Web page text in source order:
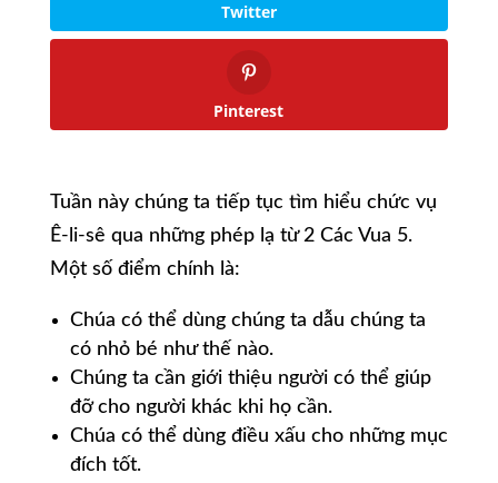
Twitter
Pinterest
Tuần này chúng ta tiếp tục tìm hiểu chức vụ
Ê-li-sê qua những phép lạ từ 2 Các Vua 5.
Một số điểm chính là:
Chúa có thể dùng chúng ta dẫu chúng ta
có nhỏ bé như thế nào.
Chúng ta cần giới thiệu người có thể giúp
đỡ cho người khác khi họ cần.
Chúa có thể dùng điều xấu cho những mục
đích tốt.